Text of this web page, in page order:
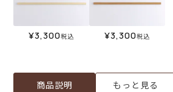
¥3,300税込 ¥3,300税込
商品説明 もっと見る